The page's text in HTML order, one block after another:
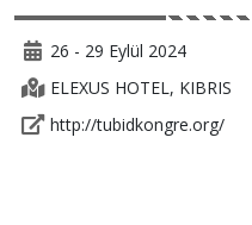
26 - 29 Eylül 2024
ELEXUS HOTEL, KIBRIS
http://tubidkongre.org/